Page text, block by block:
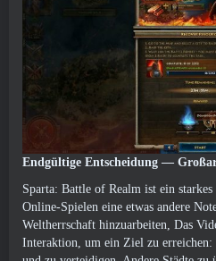
Endgültige Entscheidung —
Sparta: Battle of Realm ist ein
Online-Spielen eine etwas andere
Weltherrschaft hinzuarbeiten, Das
Interaktion, um ein Ziel zu erreichen: